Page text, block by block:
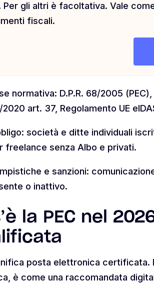
Per gli altri è facoltativa. Vale
fiscali.
normativa: D.P.R. 68/2005
2020 art. 37, Regolamento UE
società e ditte individuali
freelance senza Albo e privati.
e sanzioni:
o inattivo.
la PEC nel
posta elettronica certificata.
è come una raccomandata